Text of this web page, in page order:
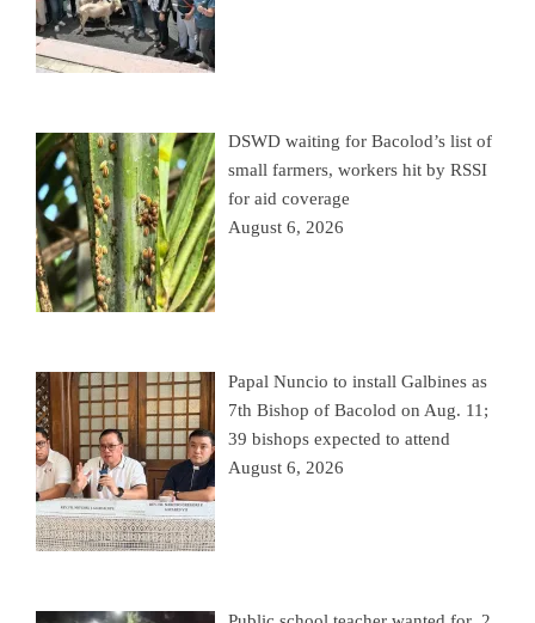
DSWD waiting for Bacolod’s list of
small farmers, workers hit by RSSI
for aid coverage
August 6, 2026
Papal Nuncio to install Galbines as
7th Bishop of Bacolod on Aug. 11;
39 bishops expected to attend
August 6, 2026